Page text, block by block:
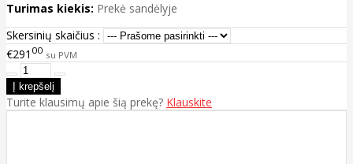
Turimas kiekis: Prekė sandėlyje
Skersinių skaičius :
€291 00 su PVM
Turite klausimų apie šią prekę? Klauskite